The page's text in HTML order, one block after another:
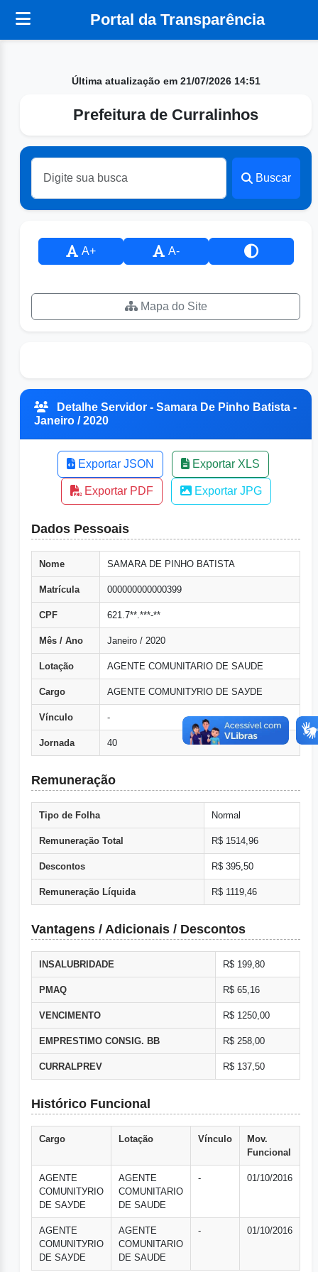
Portal da Transparência
Última atualização em 21/07/2026 14:51
Prefeitura de Curralinhos
Buscar
A+ A-
Mapa do Site
Detalhe Servidor - Samara De Pinho Batista -
Janeiro / 2020
Exportar JSON Exportar XLS
Exportar PDF Exportar JPG
Dados Pessoais
Nome SAMARA DE PINHO BATISTA
Matrícula 000000000000399
CPF 621.7**.***-**
Mês / Ano Janeiro / 2020
Lotação AGENTE COMUNITARIO DE SAUDE
Cargo AGENTE COMUNITУRIO DE SAУDE
Vínculo -
Jornada 40
Remuneração
Tipo de Folha Normal
Remuneração Total R$ 1514,96
Descontos R$ 395,50
Remuneração Líquida R$ 1119,46
Vantagens / Adicionais / Descontos
INSALUBRIDADE R$ 199,80
PMAQ R$ 65,16
VENCIMENTO R$ 1250,00
EMPRESTIMO CONSIG. BB R$ 258,00
CURRALPREV R$ 137,50
Histórico Funcional
Cargo Lotação Vínculo
Mov.
Funcional
AGENTE
COMUNITУRIO
DE SAУDE
AGENTE
COMUNITARIO
DE SAUDE
- 01/10/2016
AGENTE
COMUNITУRIO
DE SAУDE
AGENTE
COMUNITARIO
DE SAUDE
- 01/10/2016